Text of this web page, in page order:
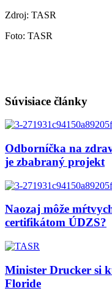
Zdroj: TASR
Foto: TASR
Súvisiace články
Odborníčka na
je zbabraný projekt
Naozaj môže
certifikátom ÚDZS?
Minister Drucker si
Floride